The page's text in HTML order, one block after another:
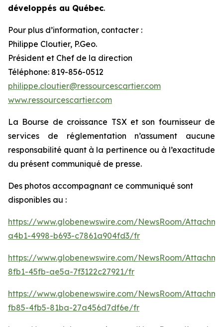
développés au Québec.
Pour plus d’information, contacter :
Philippe Cloutier, P.Geo.
Président et Chef de la direction
Téléphone: 819-856-0512
philippe.cloutier@ressourcescartier.com
www.ressourcescartier.com
La Bourse de croissance TSX et son fournisseur de
services de réglementation n’assument aucune
responsabilité quant à la pertinence ou à l’exactitude
du présent communiqué de presse.
Des photos accompagnant ce communiqué sont
disponibles au :
https://www.globenewswire.com/NewsRoom/
a4b1-4998-b693-c7861a904fd3/fr
https://www.globenewswire.com/NewsRoom/
8fb1-45fb-ae5a-7f3122c27921/fr
https://www.globenewswire.com/NewsRoom/
fb85-4fb5-81ba-27a456d7df6e/fr